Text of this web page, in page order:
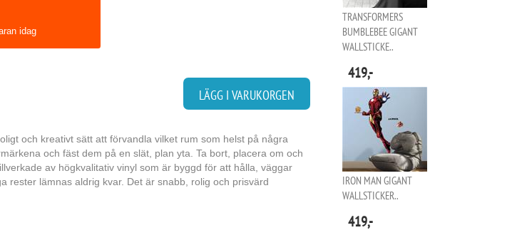
idag
LÄGG I VARUKORGEN
och kreativt sätt att förvandla vilket rum som helst på några
och fäst dem på en slät, plan yta. Ta bort, placera om och
av högkvalitativ vinyl som är byggd för att hålla, väggar
rester lämnas aldrig kvar. Det är snabb, rolig och prisvärd
TRANSFORMERS
BUMBLEBEE GIGANT
WALLSTICKE..
419,-
IRON MAN GIGANT
WALLSTICKER..
419,-